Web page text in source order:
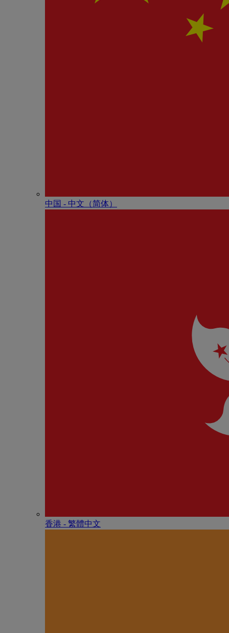
中国 - 中⽂（简体）
香港 - 繁體中文